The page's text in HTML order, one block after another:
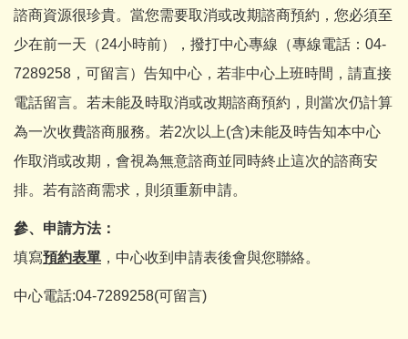
諮商資源很珍貴。當您需要取消或改期諮商預約，您必須至
少在前一天（24小時前），撥打中心專線（專線電話：04-
7289258，可留言）告知中心，若非中心上班時間，請直接
電話留言。若未能及時取消或改期諮商預約，則當次仍計算
為一次收費諮商服務。若2次以上(含)未能及時告知本中心
作取消或改期，會視為無意諮商並同時終止這次的諮商安
排。若有諮商需求，則須重新申請。
參、申請方法：
填寫預約表單 ，中心收到申請表後會與您聯絡。
中心電話:04-7289258(可留言)